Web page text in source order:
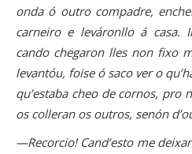
onda ó outro compadre,
carneiro e leváronllo á casa.
cando chegaron lles non fixo
levantóu, foise ó saco ver o
qu’estaba cheo de cornos, pro
os colleran os outros, senón
—Recorcio! Cand’esto me